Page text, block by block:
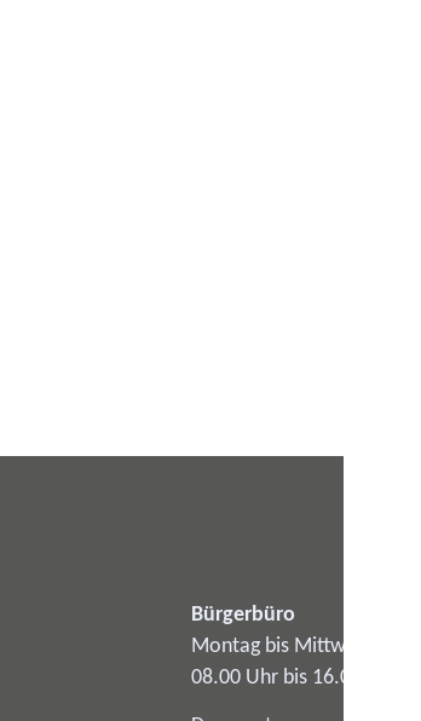
Bürgerbüro
Montag bis Mittwoch
08.00 Uhr bis 16.00 Uhr